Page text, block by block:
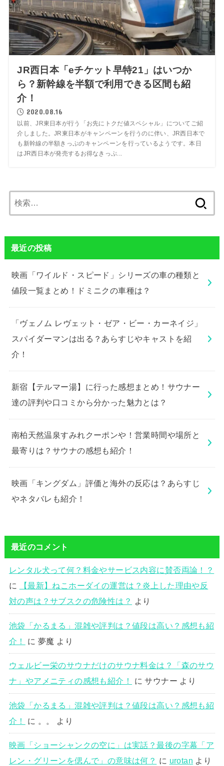
JR西日本「eチケット早特21」はいつか
ら？新幹線を半額で利用できる区間も紹
介！
2020.08.16
以前、JR東日本が行う「お先にトクだ値スペシャル」についてご紹
介しました。JR東日本がキャンペーンを行うのに伴い、JR西日本で
も新幹線の半額きっぷのキャンペーンを行っているようです。本日
はJR西日本が発売するお得なきっぷ...
索:
最近の投稿
映画「ワイルド・スピード」シリーズの車の種類と
値段一覧まとめ！ドミニクの車種は？
「ヴェノム レヴェット・ゼア・ビー・カーネイジ」
スパイダーマンは出る？あらすじやキャストを紹
介！
新宿【テルマー湯】に行った感想まとめ！サウナー
達の評判や口コミから分かった魅力とは？
南柏天然温泉すみれクーポンや！営業時間や場所と
最寄りは？サウナの感想も紹介！
映画「キングダム」評価と海外の反応は？あらすじ
やネタバレも紹介！
最近のコメント
レンタル犬って何？料金やサービス内容に賛否両論！？
に
【最新】ねこホーダイの運営は？炎上した理由や反
対の声は？サブスクの危険性は？
より
池袋「かるまる」混雑や評判は？値段は高い？感想も紹
介！
に 夢魔 より
ウェルビー栄のサウナだけのサウナ料金は？「森のサウ
ナ」やアメニティの感想も紹介！
にサウナー より
池袋「かるまる」混雑や評判は？値段は高い？感想も紹
介！
に 。。 より
映画「ショーシャンクの空に」は実話？最後の字幕「ア
レン・グリーンを偲んで」の意味は何？ に urotan より